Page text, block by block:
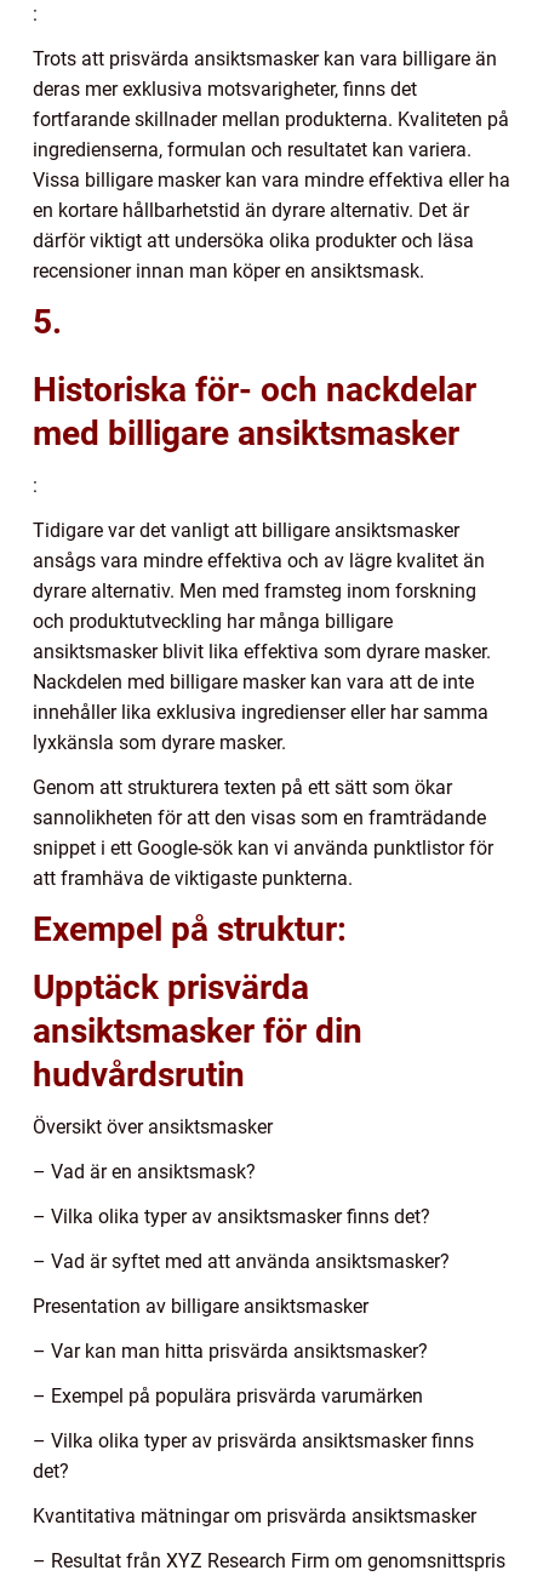
:
Trots att prisvärda ansiktsmasker kan vara billigare än
deras mer exklusiva motsvarigheter, finns det
fortfarande skillnader mellan produkterna. Kvaliteten på
ingredienserna, formulan och resultatet kan variera.
Vissa billigare masker kan vara mindre effektiva eller ha
en kortare hållbarhetstid än dyrare alternativ. Det är
därför viktigt att undersöka olika produkter och läsa
recensioner innan man köper en ansiktsmask.
5.
Historiska för- och nackdelar
med billigare ansiktsmasker
:
Tidigare var det vanligt att billigare ansiktsmasker
ansågs vara mindre effektiva och av lägre kvalitet än
dyrare alternativ. Men med framsteg inom forskning
och produktutveckling har många billigare
ansiktsmasker blivit lika effektiva som dyrare masker.
Nackdelen med billigare masker kan vara att de inte
innehåller lika exklusiva ingredienser eller har samma
lyxkänsla som dyrare masker.
Genom att strukturera texten på ett sätt som ökar
sannolikheten för att den visas som en framträdande
snippet i ett Google-sök kan vi använda punktlistor för
att framhäva de viktigaste punkterna.
Exempel på struktur:
Upptäck prisvärda
ansiktsmasker för din
hudvårdsrutin
Översikt över ansiktsmasker
– Vad är en ansiktsmask?
– Vilka olika typer av ansiktsmasker finns det?
– Vad är syftet med att använda ansiktsmasker?
Presentation av billigare ansiktsmasker
– Var kan man hitta prisvärda ansiktsmasker?
– Exempel på populära prisvärda varumärken
– Vilka olika typer av prisvärda ansiktsmasker finns
det?
Kvantitativa mätningar om prisvärda ansiktsmasker
– Resultat från XYZ Research Firm om genomsnittspris